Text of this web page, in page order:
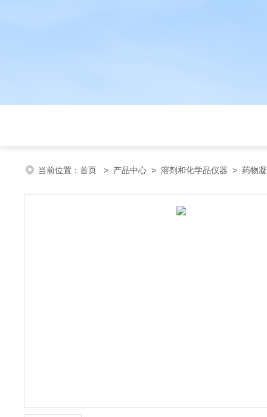
当前位置： 首页 > 产品中心 > 溶剂和化学品仪器 > 药物